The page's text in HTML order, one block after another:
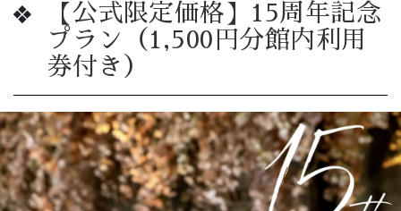
【公式限定価格】15周年記念
プラン（1,500円分館内利用
券付き）